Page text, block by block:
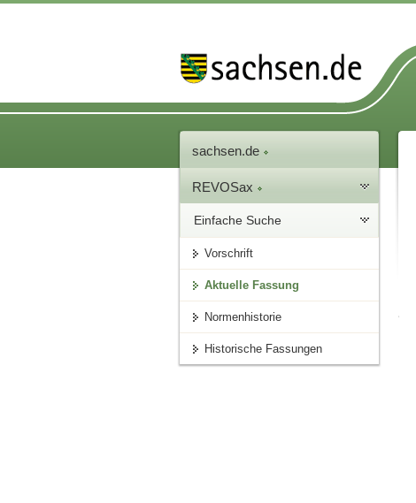
sachsen.de
REVOSax
Einfache Suche
Vorschrift
Aktuelle Fassung
Normenhistorie
Historische Fassungen